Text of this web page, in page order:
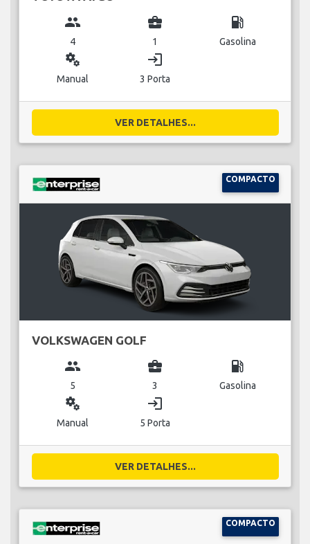
group
4
business_center
1
local_gas_station
Gasolina
miscellaneous_services
Manual
login
3 Porta
VER DETALHES...
COMPACTO
VOLKSWAGEN GOLF
group
5
business_center
3
local_gas_station
Gasolina
miscellaneous_services
Manual
login
5 Porta
VER DETALHES...
COMPACTO